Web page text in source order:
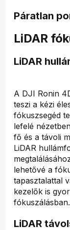
Páratlan
LiDAR
LiDAR
A DJI Ronin
teszi a kézi
fókuszsegéd
lefelé
fő és a távoli
LiDAR
lehetővé a
tapasztalattal
kezelők is
fókuszálásban.
LiDAR